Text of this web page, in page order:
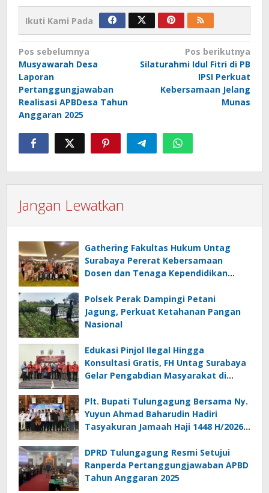
Ikuti Kami Pada
Navigasi
pos
Pos sebelumnya
Musyawarah Desa
Laporan
Pertanggungjawaban
Realisasi APBDesa Tahun
Anggaran 2025
Pos berikutnya
Silaturahmi Idul Fitri di PB
IPSI Perkuat
Kebersamaan Jelang
Munas
Jangan Lewatkan
Gathering Fakultas Hukum Untag
Surabaya Pererat Kebersamaan
Dosen dan Tenaga Kependidikan
Polsek Perak Dampingi Petani
Jagung, Perkuat Ketahanan Pangan
Nasional
Edukasi Pinjol Ilegal Hingga
Konsultasi Gratis, FH Untag Surabaya
Gelar Pengabdian Masyarakat di
Plt. Bupati Tulungagung Bersama Ny.
Yuyun Ahmad Baharudin Hadiri
Tasyakuran Jamaah Haji 1448 H/2026
DPRD Tulungagung Resmi Setujui
Ranperda Pertanggungjawaban APBD
Tahun Anggaran 2025